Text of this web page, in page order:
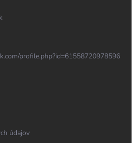
profile.php?id=61558720978596
údajov